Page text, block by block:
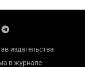
издательства
в журнале